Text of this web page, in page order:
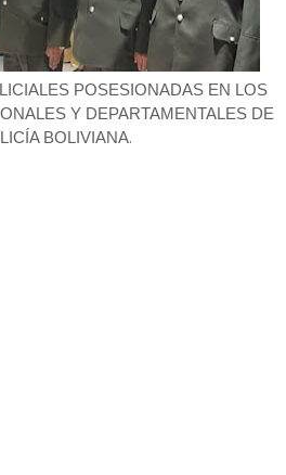
POSESIONADAS EN LOS
Y DEPARTAMENTALES DE
BOLIVIANA.